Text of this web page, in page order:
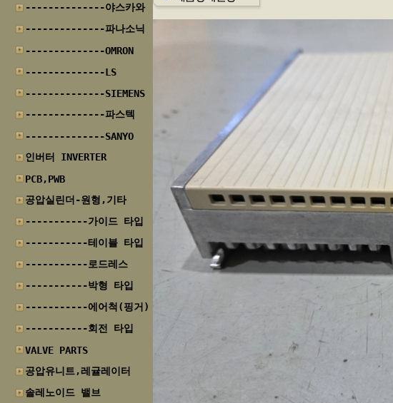
--------------야스카와
--------------파나소닉
--------------OMRON
--------------LS
--------------SIEMENS
--------------파스텍
--------------SANYO
인버터 INVERTER
PCB,PWB
공압실린더-원형,기타
-----------가이드 타입
-----------테이블 타입
-----------로드레스
-----------박형 타입
-----------에어척(핑거)
-----------회전 타입
VALVE PARTS
공압유니트,레귤레이터
솔레노이드 밸브